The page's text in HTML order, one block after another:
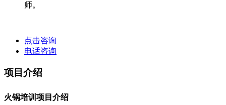
师。
点击咨询
电话咨询
项目介绍
火锅培训项目介绍